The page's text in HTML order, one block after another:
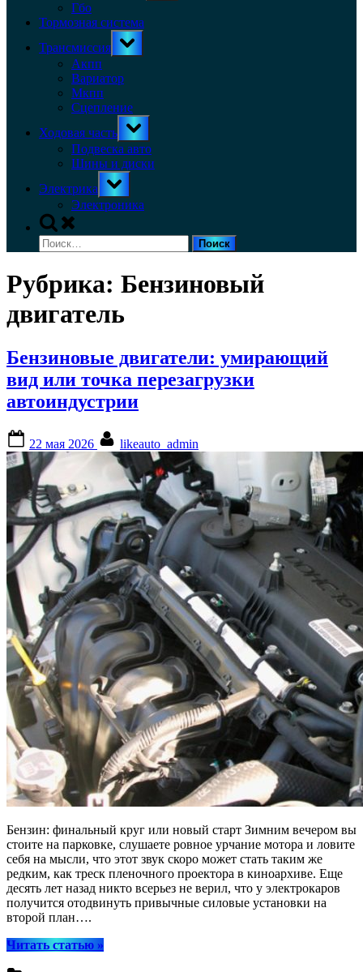
Гбо
Тормозная система
Трансмиссия
Toggle
sub-
Акпп
Вариатор
Мкпп
Сцепление
Ходовая часть
Toggle
sub-
menu
Подвеска авто
Шины и диски
Электрика
Toggle
sub-
menu
Электроника
Toggle
search
form
Найти:
Рубрика: Бензиновый
двигатель
Бензиновые двигатели: умирающий
вид или точка перезагрузки
автоиндустрии
on
22 мая 2026 likeauto_admin
Бензин: финальный круг или новый старт Зимним вечером вы
стоите на парковке, слушаете ровное урчание мотора и ловите
себя на мысли, что этот звук скоро может стать таким же
редким, как треск пленочного проектора в киноархиве. Еще
десять лет назад никто всерьез не верил, что у электрокаров
получится отодвинуть привычные силовые установки на
второй план….
Читать статью“Бензиновые
»